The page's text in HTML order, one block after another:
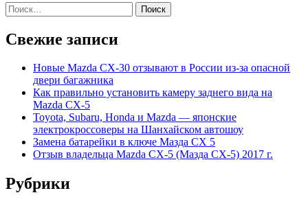
Найти:
Свежие записи
Новые Mazda CX-30 отзывают в России из-за опасной
двери багажника
Как правильно установить камеру заднего вида на
Mazda CX-5
Toyota, Subaru, Honda и Mazda — японские
электрокроссоверы на Шанхайском автошоу
Замена батарейки в ключе Мазда СХ 5
Отзыв владельца Mazda CX-5 (Мазда СХ-5) 2017 г.
Рубрики